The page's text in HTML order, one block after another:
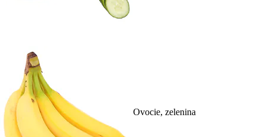
Ovocie, zelenina